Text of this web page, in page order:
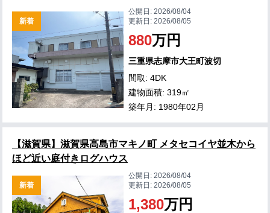
新着
公開日:2026/08/04
更新日:2026/08/05
880万円
三重県志摩市大王町波切
間取: 4DK
建物面積: 319㎡
築年月: 1980年02月
【滋賀県】滋賀県高島市マキノ町 メタセコイヤ並木から
ほど近い庭付きログハウス
新着
公開日:2026/08/04
更新日:2026/08/05
1,380万円